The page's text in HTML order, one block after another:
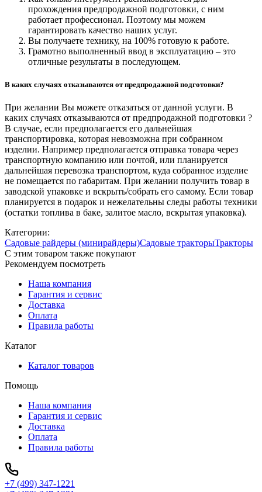
прохождения предпродажной подготовки, с ним
работает профессионал. Поэтому мы можем
гарантировать качество наших услуг.
Вы получаете технику, на 100% готовую к работе.
Грамотно выполненный ввод в эксплуатацию – это
отличные результаты в последующем.
В каких случаях отказываются от предпродажной подготовки?
При желании Вы можете отказаться от данной услуги. В
каких случаях отказываются от предпродажной подготовки ?
В случае, если предполагается его дальнейшая
транспортировка, которая невозможна при собранном
изделии. Например предполагается отправка товара через
транспортную компанию или почтой, или планируется
дальнейшая перевозка транспортом, куда собранное изделие
не помещается по габаритам. При желании получить товар в
заводской упаковке и вскрыть/собрать его самому. Если товар
планируется в подарок и нежелательны следы работы техники
(остатки топлива в баке, залитое масло, вскрытая упаковка).
Категории:
Садовые райдеры (минирайдеры)Садовые тракторыТракторы
С этим товаром также покупают
Рекомендуем посмотреть
Наша компания
Гарантия и сервис
Доставка
Оплата
Правила работы
Каталог
Каталог товаров
Помощь
Наша компания
Гарантия и сервис
Доставка
Оплата
Правила работы
+7 (499) 347-1221